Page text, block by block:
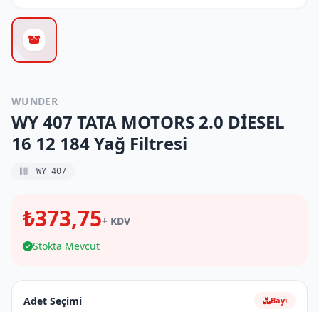
WUNDER
WY 407 TATA MOTORS 2.0 DİESEL
16 12 184 Yağ Filtresi
WY 407
₺373,75+ KDV
Stokta Mevcut
Adet Seçimi Bayi